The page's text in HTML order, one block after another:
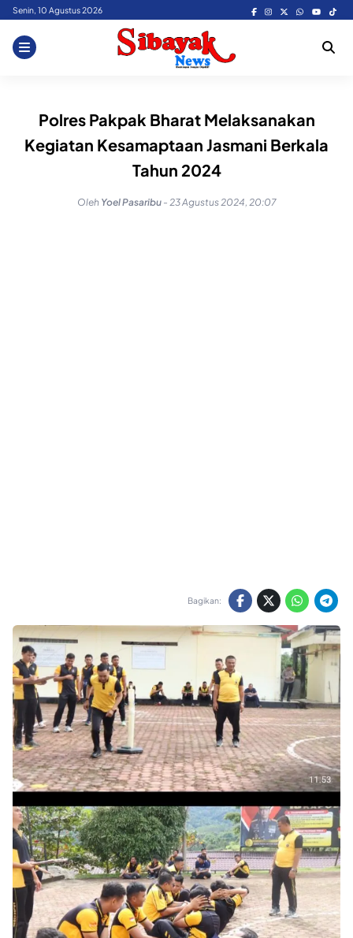
Skip
content
Senin, 10 Agustus 2026
Polres Pakpak Bharat Melaksanakan
Kegiatan Kesamaptaan Jasmani Berkala
Tahun 2024
Oleh Yoel Pasaribu - 23 Agustus 2024, 20:07
Bagikan: